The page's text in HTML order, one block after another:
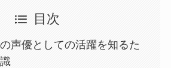
目次
声優としての活躍を知るた